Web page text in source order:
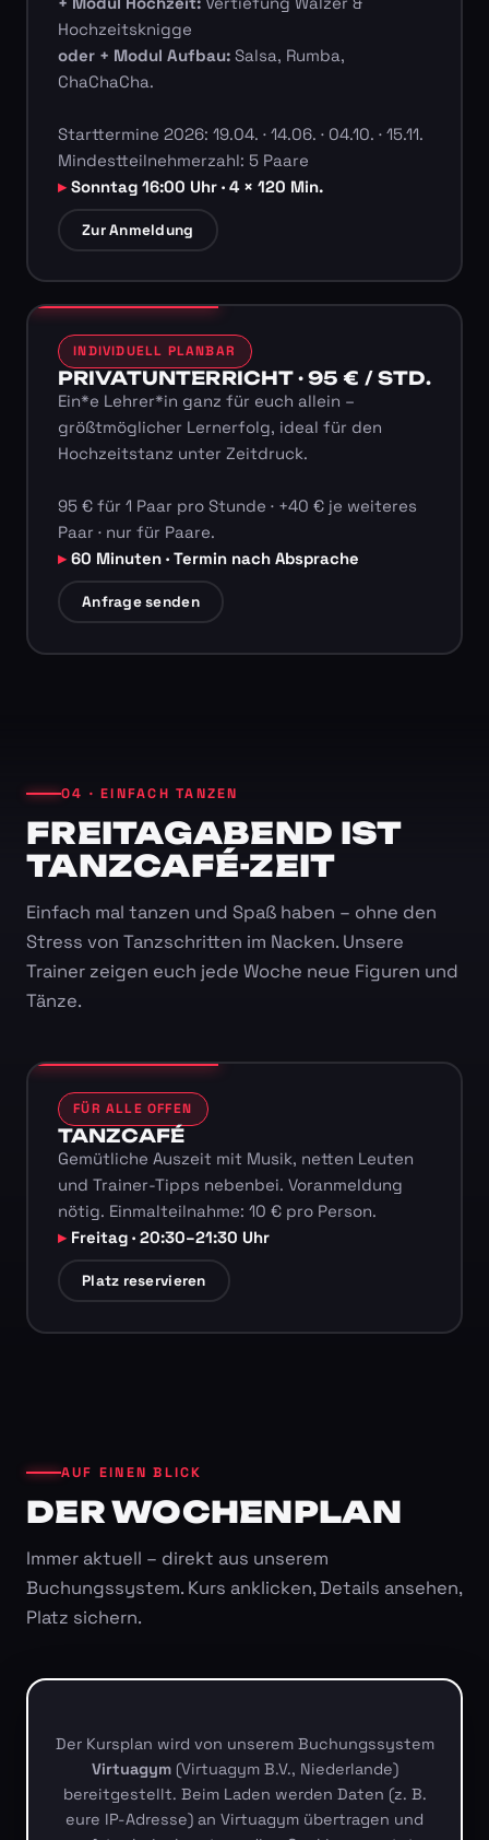
Hochzeitsknigge
oder + Modul Aufbau:Salsa, Rumba,
ChaChaCha.
Starttermine 2026: 19.04. · 14.06. · 04.10. · 15.11.
Mindestteilnehmerzahl: 5 Paare
Sonntag 16:00 Uhr · 4 × 120 Min.
Zur Anmeldung
INDIVIDUELL PLANBAR
PRIVATUNTERRICHT · 95 € / STD.
Ein*e Lehrer*in ganz für euch allein –
größtmöglicher Lernerfolg, ideal für den
Hochzeitstanz unter Zeitdruck.
95 € für 1 Paar pro Stunde · +40 € je weiteres
Paar · nur für Paare.
60 Minuten · Termin nach Absprache
Anfrage senden
04 · EINFACH TANZEN
FREITAGABEND IST
TANZCAFÉ-ZEIT
Einfach mal tanzen und Spaß haben – ohne den
Stress von Tanzschritten im Nacken. Unsere
Trainer zeigen euch jede Woche neue Figuren und
Tänze.
FÜR ALLE OFFEN
TANZCAFÉ
Gemütliche Auszeit mit Musik, netten Leuten
und Trainer-Tipps nebenbei. Voranmeldung
nötig. Einmalteilnahme: 10 € pro Person.
Freitag · 20:30–21:30 Uhr
Platz reservieren
AUF EINEN BLICK
DER WOCHENPLAN
Immer aktuell – direkt aus unserem
Buchungssystem. Kurs anklicken, Details ansehen,
Platz sichern.
Der Kursplan wird von unserem Buchungssystem
Virtuagym(Virtuagym B.V., Niederlande)
bereitgestellt. Beim Laden werden Daten (z. B.
eure IP-Adresse) an Virtuagym übertragen und